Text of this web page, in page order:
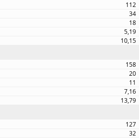
112
34
18
5,19
10,15
158
20
11
7,16
13,79
127
32